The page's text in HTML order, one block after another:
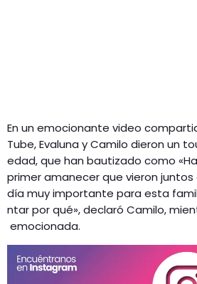
En un emocionante video
Tube, Evaluna y Camilo dieron un
edad, que han bautizado como
primer amanecer que vieron juntos
día muy importante para esta
ntar por qué», declaró Camilo,
emocionada.